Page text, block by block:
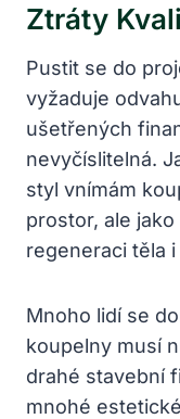
Ztráty
Pustit se do
vyžaduje
ušetřených
nevyčíslitelná.
styl vnímám
prostor, ale
regeneraci těla i
Mnoho lidí se
koupelny musí
drahé stavební
mnohé